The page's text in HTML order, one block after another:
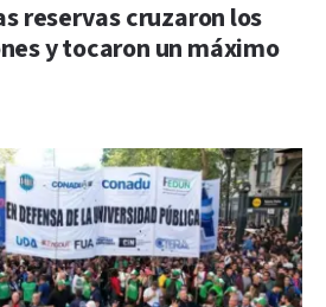
reservas cruzaron los
y tocaron un máximo